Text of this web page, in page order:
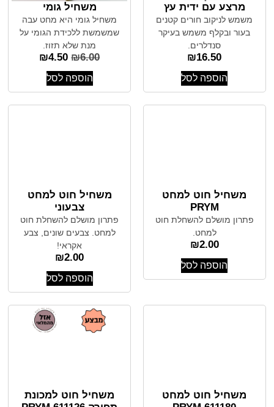
מרצע עם ידית עץ
משמש לניקוב חורים קטנים
בעור ובקלף משמש בעיקר
סנדלרים.
₪16.50
הוספה לסל
משחיל גומי
משחיל גומי היא מחט עבה
שמשמשת ללכידת הגומי על
מנת שלא תזוז.
₪6.00
₪4.50
הוספה לסל
משחיל חוט למחט
PRYM
פתרון מושלם להשחלת חוט
למחט.
₪2.00
הוספה לסל
משחיל חוט למחט
צבעוני
פתרון מושלם להשחלת חוט
למחט. צבעים שונים, צבע
אקראי!
₪2.00
הוספה לסל
משחיל חוט למחט
משחיל חוט למכונת